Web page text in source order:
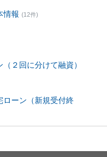
情報 (12件)
２回に分けて融資）
ローン（新規受付終